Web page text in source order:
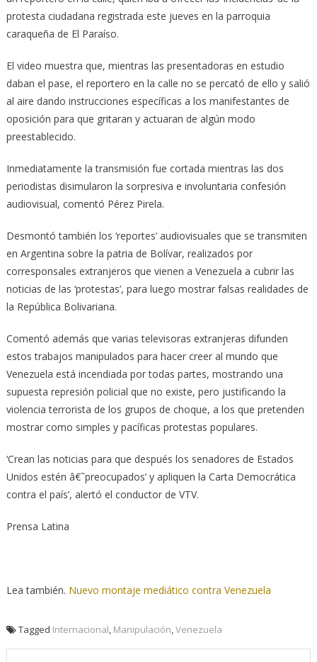
protesta ciudadana registrada este jueves en la parroquia
caraqueña de El Paraíso.
El video muestra que, mientras las presentadoras en estudio
daban el pase, el reportero en la calle no se percató de ello y salió
al aire dando instrucciones específicas a los manifestantes de
oposición para que gritaran y actuaran de algún modo
preestablecido.
Inmediatamente la transmisión fue cortada mientras las dos
periodistas disimularon la sorpresiva e involuntaria confesión
audiovisual, comentó Pérez Pirela.
Desmontó también los ‘reportes’ audiovisuales que se transmiten
en Argentina sobre la patria de Bolívar, realizados por
corresponsales extranjeros que vienen a Venezuela a cubrir las
noticias de las ‘protestas’, para luego mostrar falsas realidades de
la República Bolivariana.
Comentó además que varias televisoras extranjeras difunden
estos trabajos manipulados para hacer creer al mundo que
Venezuela está incendiada por todas partes, mostrando una
supuesta represión policial que no existe, pero justificando la
violencia terrorista de los grupos de choque, a los que pretenden
mostrar como simples y pacíficas protestas populares.
‘Crean las noticias para que después los senadores de Estados
Unidos estén â€˜preocupados’ y apliquen la Carta Democrática
contra el país’, alertó el conductor de VTV.
Prensa Latina
Lea también. Nuevo montaje mediático contra Venezuela
Tagged Internacional Manipulación Venezuela